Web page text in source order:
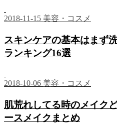
2018-11-15 美容・コスメ
スキンケアの基本はまず
ランキング16選
2018-10-06 美容・コスメ
肌荒れしてる時のメイク
ースメイクまとめ